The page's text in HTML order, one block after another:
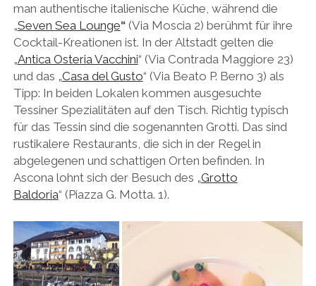
man authentische italienische Küche, während die
„Seven Sea Lounge“(Via Moscia 2) berühmt für ihre
Cocktail-Kreationen ist. In der Altstadt gelten die
„Antica Osteria Vacchini“ (Via Contrada Maggiore 23)
und das „Casa del Gusto“ (Via Beato P. Berno 3) als
Tipp: In beiden Lokalen kommen ausgesuchte
Tessiner Spezialitäten auf den Tisch. Richtig typisch
für das Tessin sind die sogenannten Grotti. Das sind
rustikalere Restaurants, die sich in der Regel in
abgelegenen und schattigen Orten befinden. In
Ascona lohnt sich der Besuch des „Grotto
Baldoria“ (Piazza G. Motta. 1).